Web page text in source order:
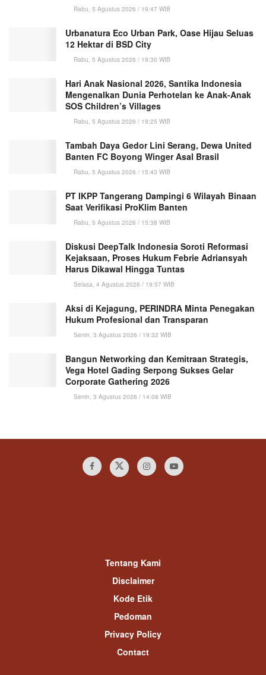
Rabu, 5 Agustus 2026 / 19:47 WIB
Urbanatura Eco Urban Park, Oase Hijau Seluas
12 Hektar di BSD City
Rabu, 5 Agustus 2026 / 19:30 WIB
Hari Anak Nasional 2026, Santika Indonesia
Mengenalkan Dunia Perhotelan ke Anak-Anak
SOS Children’s Villages
Rabu, 5 Agustus 2026 / 19:25 WIB
Tambah Daya Gedor Lini Serang, Dewa United
Banten FC Boyong Winger Asal Brasil
Rabu, 5 Agustus 2026 / 15:43 WIB
PT IKPP Tangerang Dampingi 6 Wilayah Binaan
Saat Verifikasi ProKlim Banten
Rabu, 5 Agustus 2026 / 15:38 WIB
Diskusi DeepTalk Indonesia Soroti Reformasi
Kejaksaan, Proses Hukum Febrie Adriansyah
Harus Dikawal Hingga Tuntas
Selasa, 4 Agustus 2026 / 19:57 WIB
Aksi di Kejagung, PERINDRA Minta Penegakan
Hukum Profesional dan Transparan
Senin, 3 Agustus 2026 / 19:32 WIB
Bangun Networking dan Kemitraan Strategis,
Vega Hotel Gading Serpong Sukses Gelar
Corporate Gathering 2026
Senin, 3 Agustus 2026 / 14:08 WIB
Tentang Kami
Disclaimer
Kode Etik
Pedoman
Privacy Policy
Contact